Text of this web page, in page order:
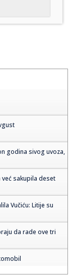
godina sivog uvoza,
već sakupila deset
Vučiću: Litije su
da rade ove tri